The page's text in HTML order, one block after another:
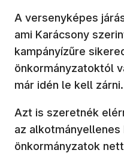
A versenyképes
ami Karácsony
kampányízűre
önkormányzatoktól
már idén le kell zárni.
Azt is szeretnék
az
önkormányzatok